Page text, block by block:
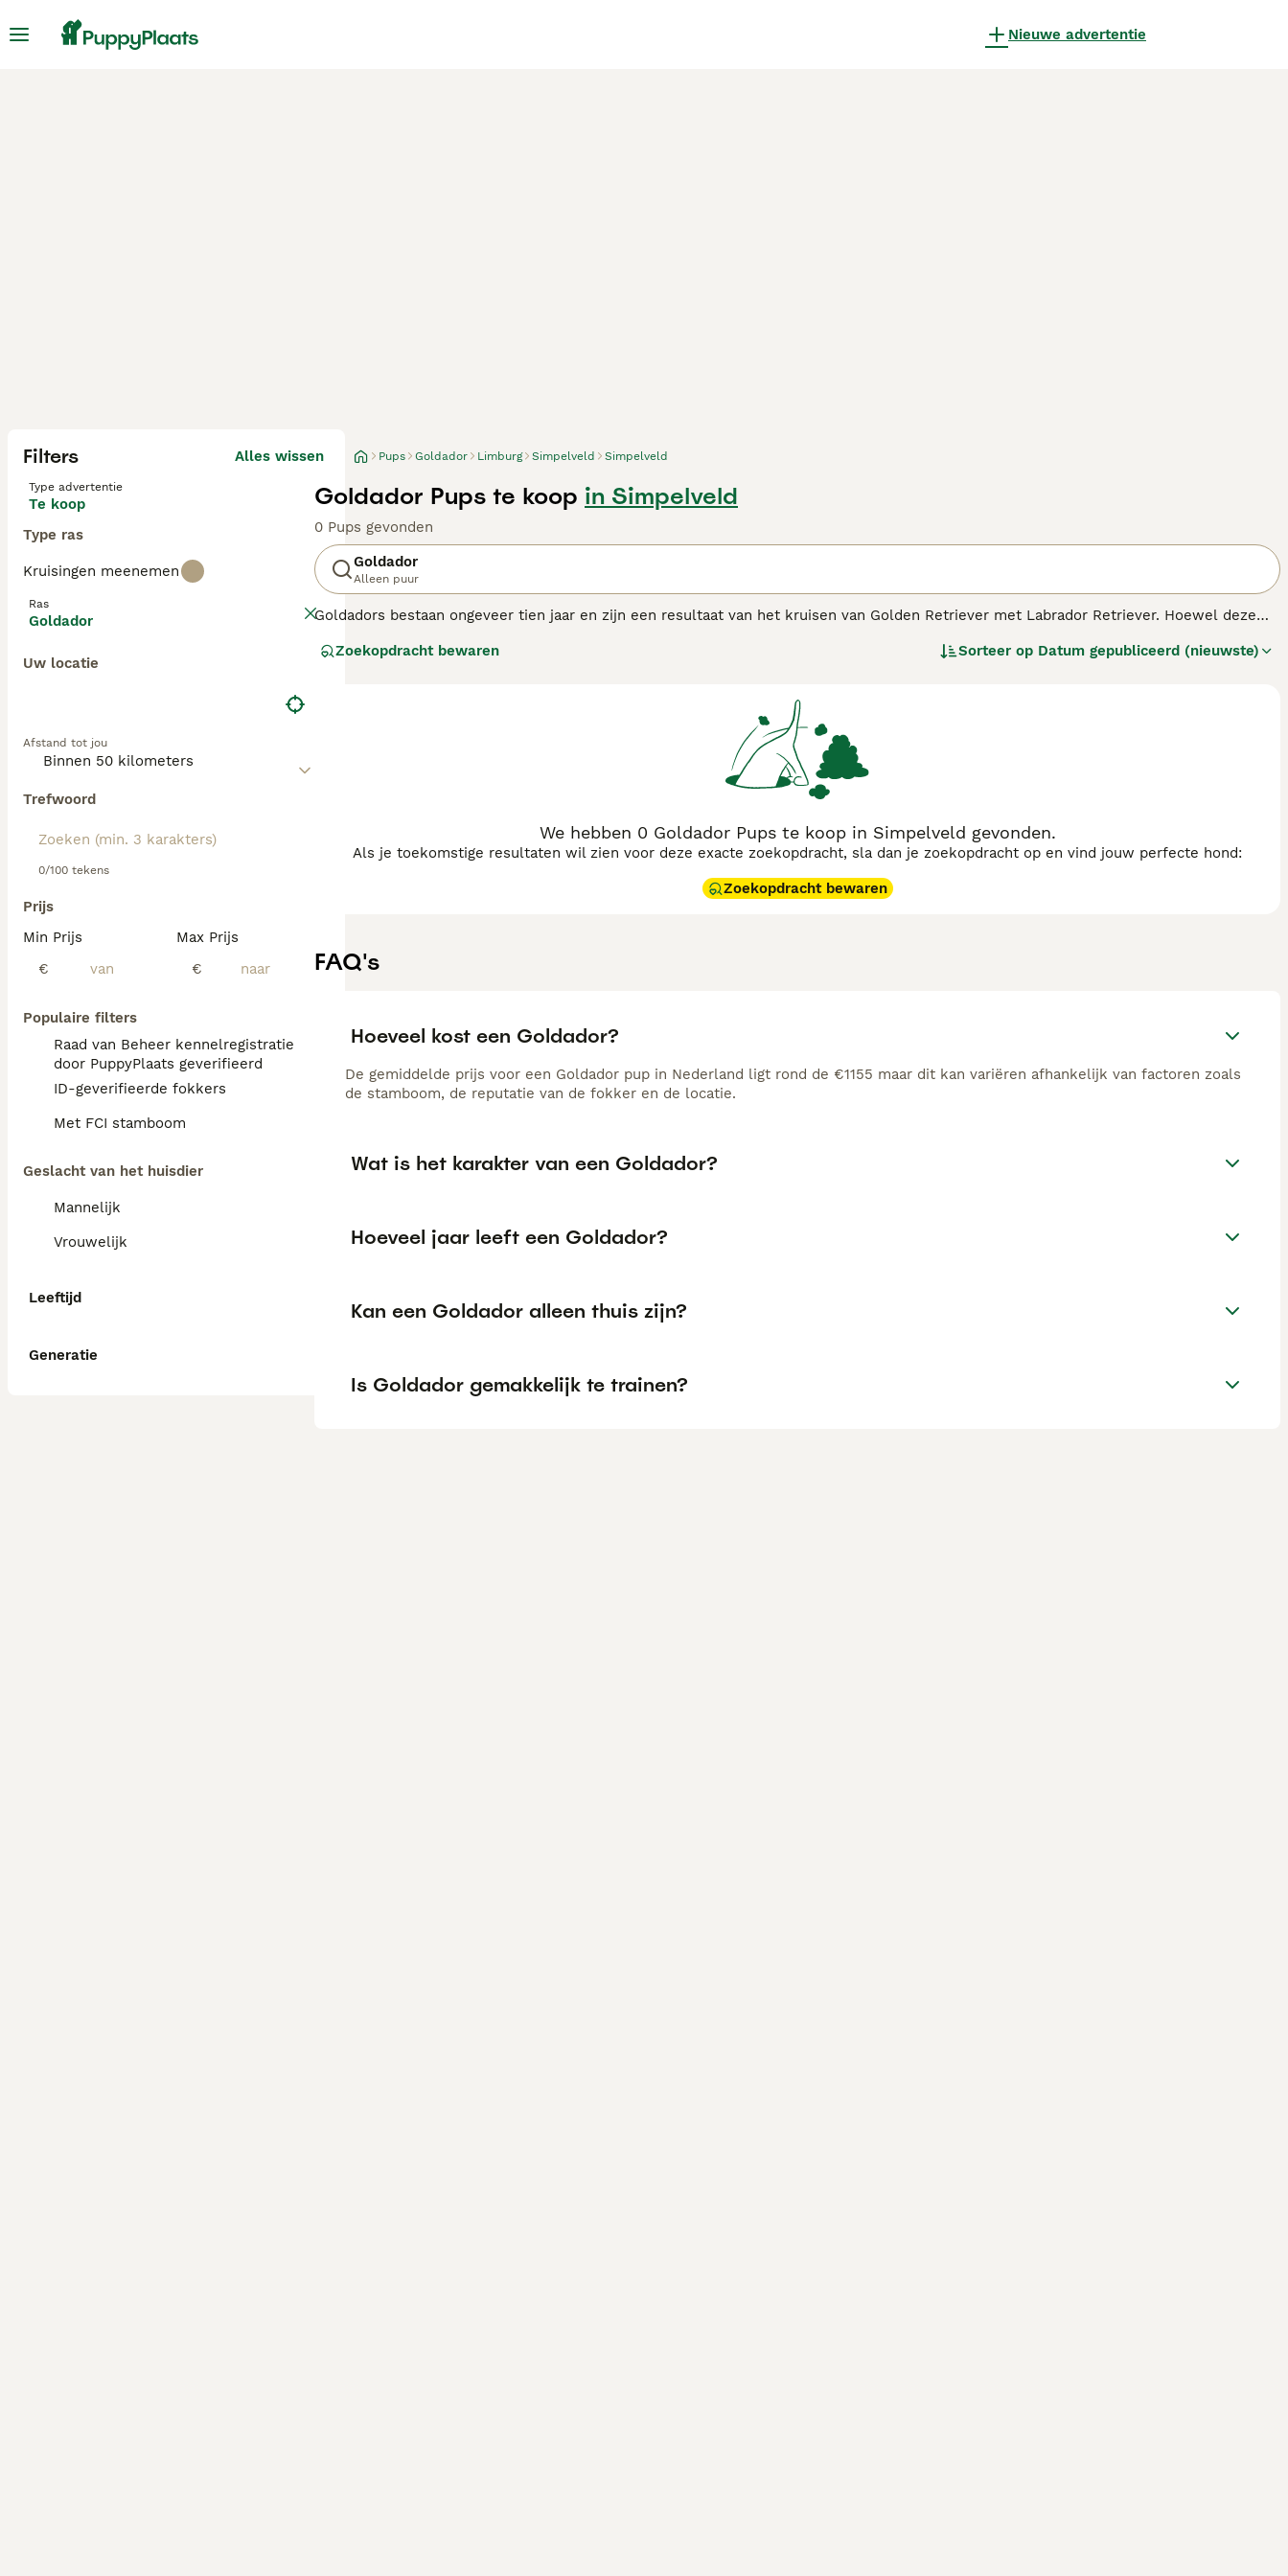
Nieuwe advertentie
Filters Alles wissen
Type advertentie
Te koop
Type ras
Kruisingen meenemen
Ras
Goldador
Uw locatie
Afstand tot jou
Trefwoord
0/100 tekens
Prijs
Min Prijs
€
Max Prijs
€
Populaire filters
Raad van Beheer kennelregistratie
door PuppyPlaats geverifieerd
ID-geverifieerde fokkers
Met FCI stamboom
Geslacht van het huisdier
Mannelijk
Vrouwelijk
Leeftijd
Generatie
Pups Goldador Limburg Simpelveld Simpelveld
Goldador Pups te koop in Simpelveld
0 Pups gevonden
Goldador
Alleen puur
Goldadors bestaan ongeveer tien jaar en zijn een resultaat van het kruisen van Golden Retriever met Labrador Retriever. Hoewel deze
voor opsporing en redding, geleidehonden, therapiehonden of bom snuivende honden is, omdat ze nooit gelukkiger zijn dan wanneer ze
Lees onze Goldador koopadvies pagina voor informatie over dit hondenras.
Zoekopdracht bewaren Sorteer op Datum gepubliceerd (nieuwste)
We hebben 0 Goldador Pups te koop in Simpelveld gevonden.
Als je toekomstige resultaten wil zien voor deze exacte zoekopdracht, sla dan je zoekopdracht op en vind jouw perfecte hond:
Zoekopdracht bewaren
FAQ's
Hoeveel kost een Goldador?
De gemiddelde prijs voor een Goldador pup in Nederland ligt rond de €1155 maar dit kan variëren afhankelijk van factoren zoals
de stamboom, de reputatie van de fokker en de locatie.
Wat is het karakter van een Goldador?
Hoeveel jaar leeft een Goldador?
Kan een Goldador alleen thuis zijn?
Is Goldador gemakkelijk te trainen?